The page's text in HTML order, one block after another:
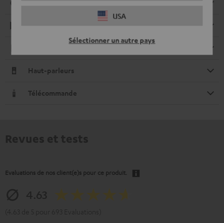
USA
Sélectionner un autre pays
Haut-parleurs
Télécommande
Evaluations de nos client(e)s pour ce produit.